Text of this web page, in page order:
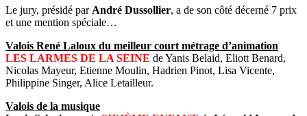
Le jury, présidé par André Dussollier, a de son côté décerné 7 prix
et une mention spéciale…
Valois René Laloux du meilleur court métrage d’animation
LES LARMES DE LA SEINE de Yanis Belaid, Eliott Benard,
Nicolas Mayeur, Etienne Moulin, Hadrien Pinot, Lisa Vicente,
Philippine Singer, Alice Letailleur.
Valois de la musique